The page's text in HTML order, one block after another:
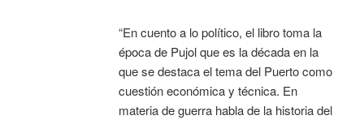
“En cuento a lo político, el libro toma la
época de Pujol que es la década en la
que se destaca el tema del Puerto como
cuestión económica y técnica. En
materia de guerra habla de la historia del